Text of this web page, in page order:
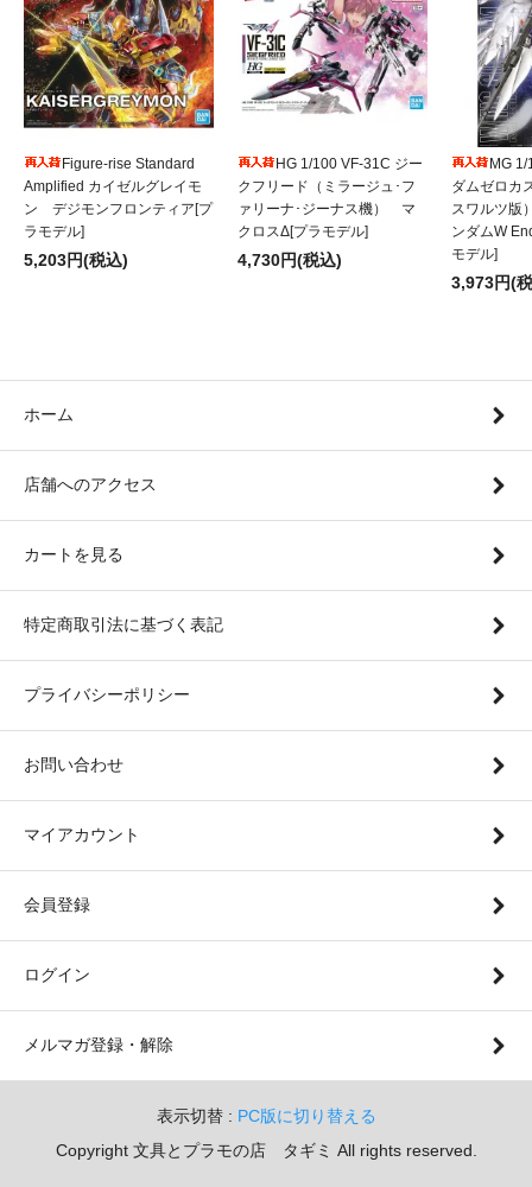
Figure-rise Standard
Amplified カイゼルグレイモ
ン デジモンフロンティア[プ
ラモデル]
5,203円(税込)
HG 1/100 VF-31C ジー
クフリード（ミラージュ･フ
ァリーナ･ジーナス機） マ
クロスΔ[プラモデル]
4,730円(税込)
MG
ダムゼロカ
スワルツ版
ンダムW
モデル]
3,973円(
ホーム
店舗へのアクセス
カートを見る
特定商取引法に基づく表記
プライバシーポリシー
お問い合わせ
マイアカウント
会員登録
ログイン
メルマガ登録・解除
表示切替 : PC版に切り替える
Copyright 文具とプラモの店 タギミ All rights reserved.